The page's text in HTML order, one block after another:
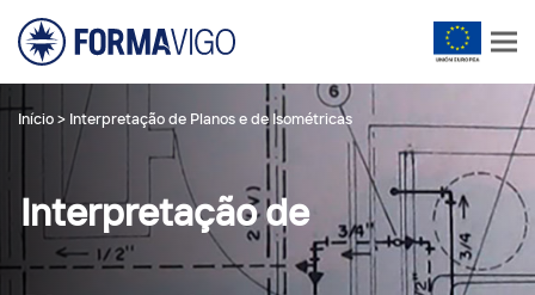
Início > Interpretação de Planos e de Isométricas
Interpretação de